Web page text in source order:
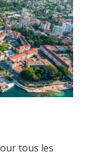
tous les